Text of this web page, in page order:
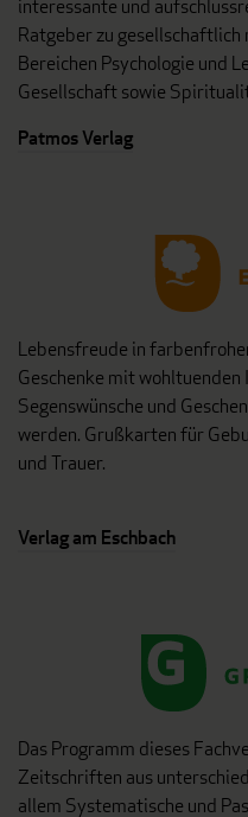
interessante und
Ratgeber zu gesellschaftlich
Bereichen Psychologie und
Gesellschaft sowie
Patmos Verlag
Lebensfreude in
Geschenke mit
Segenswünsche und
werden. Grußkarten für
und Trauer.
Verlag am Eschbach
Das Programm dieses
Zeitschriften aus
allem Systematische und